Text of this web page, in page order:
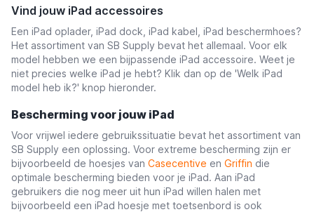
Vind jouw iPad accessoires
Een iPad oplader, iPad dock, iPad kabel, iPad beschermhoes?
Het assortiment van SB Supply bevat het allemaal. Voor elk
model hebben we een bijpassende iPad accessoire. Weet je
niet precies welke iPad je hebt? Klik dan op de 'Welk iPad
model heb ik?' knop hieronder.
Bescherming voor jouw iPad
Voor vrijwel iedere gebruikssituatie bevat het assortiment van
SB Supply een oplossing. Voor extreme bescherming zijn er
bijvoorbeeld de hoesjes van Casecentive en Griffin die
optimale bescherming bieden voor je iPad. Aan iPad
gebruikers die nog meer uit hun iPad willen halen met
bijvoorbeeld een iPad hoesje met toetsenbord is ook